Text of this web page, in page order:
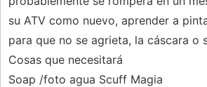
su ATV como nuevo, aprender a
para que no se agrieta, la cáscara o
Cosas que necesitará
Soap /foto agua Scuff Magia